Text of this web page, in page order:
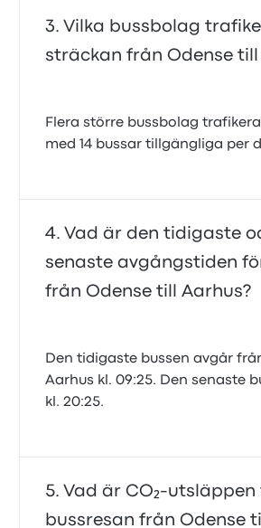
Vilka bussbolag
sträckan från Odense till
Flera större bussbolag
med 14 bussar tillgängliga per
Vad är den tidigaste
senaste avgångstiden
från Odense till Aarhus?
Den tidigaste bussen avgår
Aarhus kl. 09:25. Den senaste
kl. 20:25.
Vad är CO₂-utsläppen
bussresan från Odense